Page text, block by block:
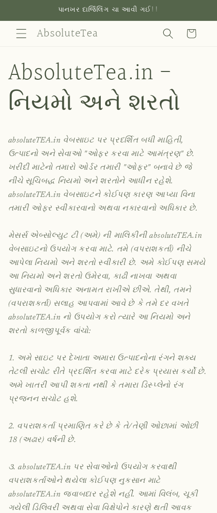
જાઓ
પાનખર દાર્જિલિંગ ચા આવી ગઈ!!
AbsoluteTea કાર્ટ
AbsoluteTea.in -
નિયમો અને શરતો
absoluteTEA.in વેબસાઇટ પર પ્રદર્શિત બધી માહિતી,
ઉત્પાદનો અને સેવાઓ "ઓફર કરવા માટે આમંત્રણ" છે.
ખરીદી માટેનો તમારો ઓર્ડર તમારી "ઓફર" બનાવે છે જે
નીચે સૂચિબદ્ધ નિયમો અને શરતોને આધીન રહેશે.
absoluteTEA.in વેબસાઇટને કોઈપણ કારણ આપ્યા વિના
તમારી ઓફર સ્વીકારવાનો અથવા નકારવાનો અધિકાર છે.
મેસર્સ એબ્સોલ્યુટ ટી (અમે) ની માલિકીની absoluteTEA.in
વેબસાઇટનો ઉપયોગ કરવા માટે. તમે (વપરાશકર્તા) નીચે
આપેલા નિયમો અને શરતો સ્વીકારી છે. અમે કોઈપણ સમયે
આ નિયમો અને શરતો ઉમેરવા, કાઢી નાખવા અથવા
સુધારવાનો અધિકાર અનામત રાખીએ છીએ. તેથી, તમને
(વપરાશકર્તા) સલાહ આપવામાં આવે છે કે તમે દર વખતે
absoluteTEA.in નો ઉપયોગ કરો ત્યારે આ નિયમો અને
શરતો કાળજીપૂર્વક વાંચો:
1. અમે સાઇટ પર દેખાતા અમારા ઉત્પાદનોના રંગને શક્ય
તેટલી સચોટ રીતે પ્રદર્શિત કરવા માટે દરેક પ્રયાસ કર્યો છે.
અમે ખાતરી આપી શકતા નથી કે તમારા ડિસ્પ્લેનો રંગ
પ્રજનન સચોટ હશે.
2. વપરાશકર્તા પ્રમાણિત કરે છે કે તે/તેણી ઓછામાં ઓછી
18 (અઢાર) વર્ષની છે.
૩. absoluteTEA.in પર સેવાઓનો ઉપયોગ કરવાથી
વપરાશકર્તાઓને થયેલા કોઈપણ નુકસાન માટે
absoluteTEA.in જવાબદાર રહેશે નહીં. આમાં વિલંબ, ચૂકી
ગયેલી ડિલિવરી અથવા સેવા વિક્ષેપોને કારણે થતી આવક